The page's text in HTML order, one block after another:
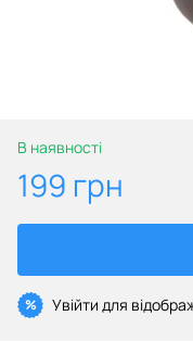
В наявності
199 грн
% Увійти для